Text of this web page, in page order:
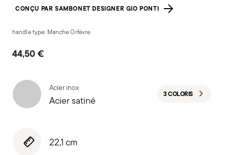
CONÇU PAR SAMBONET DESIGNER GIO PONTI
handle type: Manche Orfèvre
44,50 €
Acier inox
Acier satiné 3 COLORIS
22,1 cm